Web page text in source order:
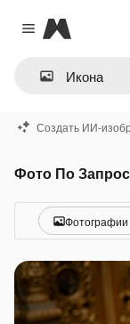
Close menu
Magnific
Создать ИИ-
Фото По
Фотографии